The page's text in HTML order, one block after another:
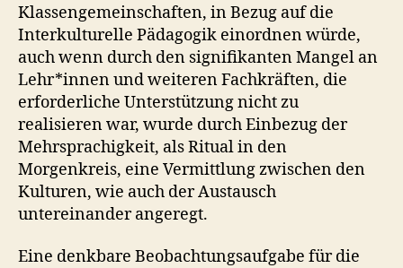
Klassengemeinschaften, in Bezug auf die
Interkulturelle Pädagogik einordnen würde,
auch wenn durch den signifikanten Mangel an
Lehr*innen und weiteren Fachkräften, die
erforderliche Unterstützung nicht zu
realisieren war, wurde durch Einbezug der
Mehrsprachigkeit, als Ritual in den
Morgenkreis, eine Vermittlung zwischen den
Kulturen, wie auch der Austausch
untereinander angeregt.
Eine denkbare Beobachtungsaufgabe für die